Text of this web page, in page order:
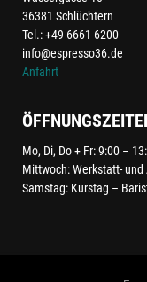
36381 Schlüchtern
Tel.: +49 6661 6200
info@espresso36.de
Anfahrt
Mo, Di, Do + Fr: 9:00 –
Mittwoch: Werkstatt-
Samstag: Kurstag –